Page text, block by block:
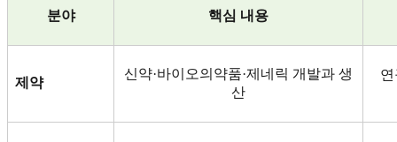
분야 핵심 내용
제약
신약·바이오의약품·제네릭 개발과 생
산